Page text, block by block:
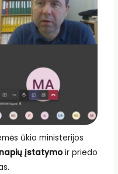
ūkio ministerijos
įstatymoir priedo